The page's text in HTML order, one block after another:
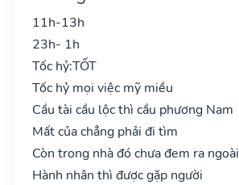
11h-13h
23h- 1h
Tốc hỷ:TỐT
Tốc hỷ mọi việc mỹ miều
Cầu tài cầu lộc thì cầu phương Nam
Mất của chẳng phải đi tìm
Còn trong nhà đó chưa đem ra ngoài
Hành nhân thì được gặp người